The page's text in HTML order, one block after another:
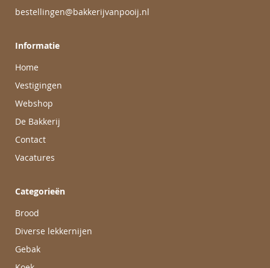
bestellingen@bakkerijvanpooij.nl
Informatie
Home
Vestigingen
Webshop
De Bakkerij
Contact
Vacatures
Categorieën
Brood
Diverse lekkernijen
Gebak